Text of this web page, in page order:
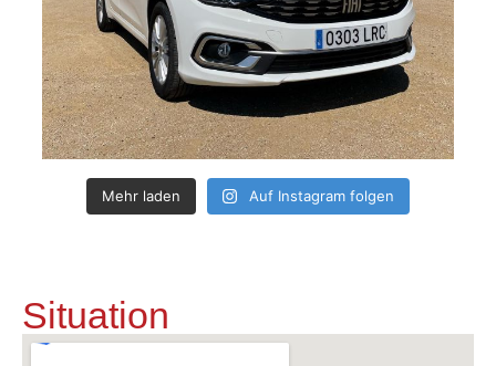
Mehr laden Auf Instagram folgen
Situation